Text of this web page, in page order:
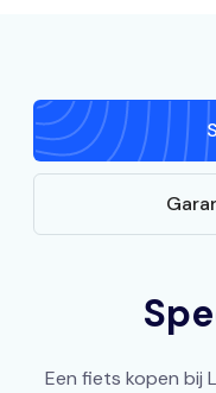
Een fiets kopen bij